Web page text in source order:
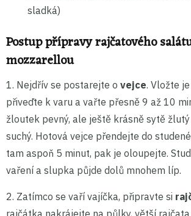
sladká)
Postup přípravy rajčatového
mozzarellou
1. Nejdřív se postarejte o vejce. Vložte
přiveďte k varu a vařte přesně 9 až 10
žloutek pevný, ale ještě krásně sytě žlutý
suchý. Hotová vejce přendejte do
tam aspoň 5 minut, pak je oloupejte.
vaření a slupka půjde dolů mnohem líp.
2. Zatímco se vaří vajíčka, připravte si
rajčátka nakrájejte na půlky, větší